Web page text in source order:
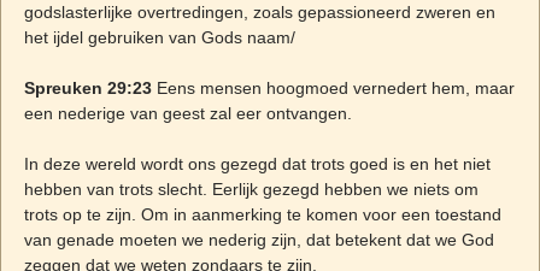
godslasterlijke overtredingen, zoals gepassioneerd zweren en
het ijdel gebruiken van Gods naam/
Spreuken 29:23Eens mensen hoogmoed vernedert hem, maar
een nederige van geest zal eer ontvangen.
In deze wereld wordt ons gezegd dat trots goed is en het niet
hebben van trots slecht. Eerlijk gezegd hebben we niets om
trots op te zijn. Om in aanmerking te komen voor een toestand
van genade moeten we nederig zijn, dat betekent dat we God
zeggen dat we weten zondaars te zijn.